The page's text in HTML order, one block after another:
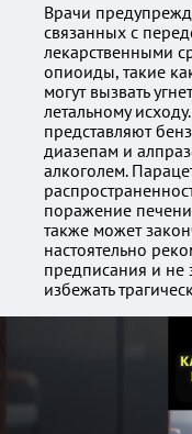
Врачи
связанных с
лекарственными
опиоиды, такие
могут вызвать
летальному
представляют
диазепам и
алкоголем.
поражение
также может
настоятельно
предписания и не
избежать